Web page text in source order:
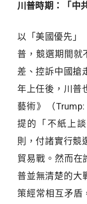
川普時期：「中
以「美國優先」
普，競選期間就
差、控訴中國搶
年上任後，川普
藝術》（
提的「不紙上
則，付諸實行競
貿易戰。然而在
普並無清楚的大
策經常相互矛盾